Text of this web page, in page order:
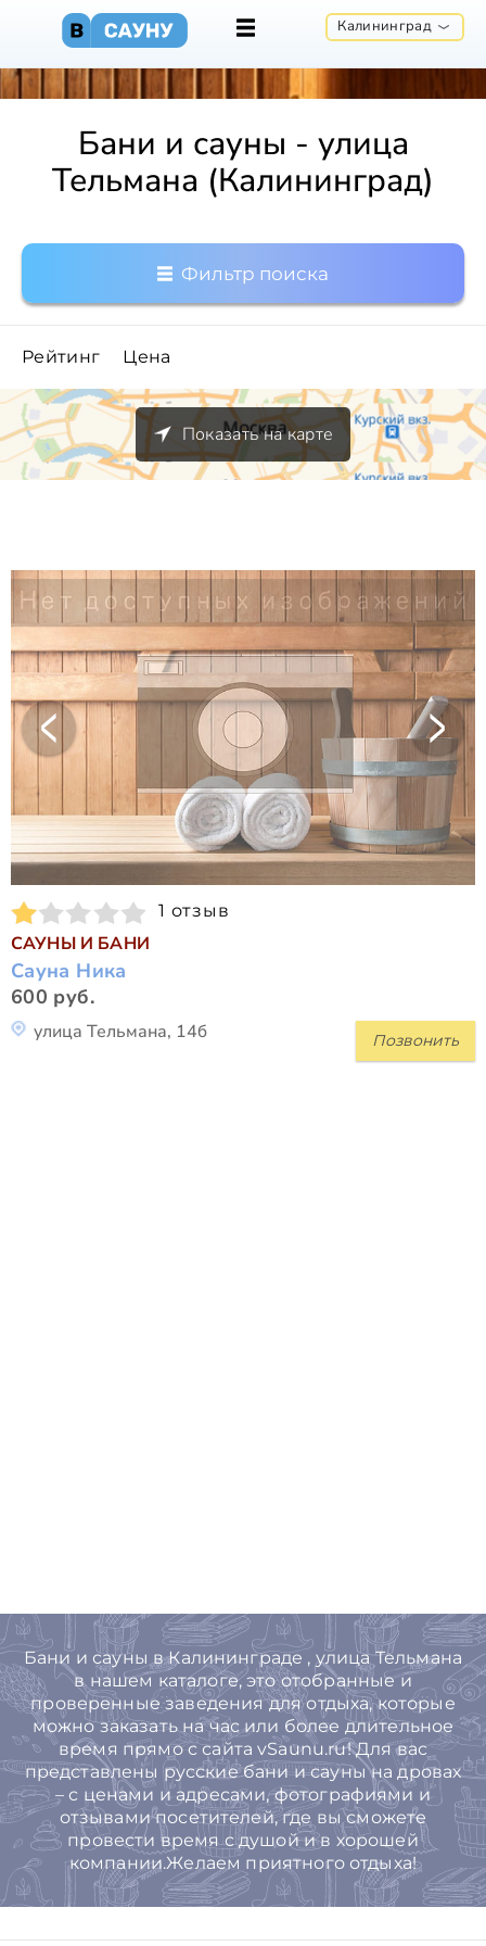
Калининград
Бани и сауны - улица
Тельмана (Калининград)
Фильтр поиска
Рейтинг Цена
Показать на карте
1 отзыв
САУНЫ И БАНИ
Сауна Ника
600 руб.
Позвонить
улица Тельмана, 14б
Бани и сауны в Калининграде , улица Тельмана
в нашем каталоге, это отобранные и
проверенные заведения для отдыха, которые
можно заказать на час или более длительное
время прямо с сайта vSaunu.ru! Для вас
представлены русские бани и сауны на дровах
– с ценами и адресами, фотографиями и
отзывами посетителей, где вы сможете
провести время с душой и в хорошей
компании.Желаем приятного отдыха!